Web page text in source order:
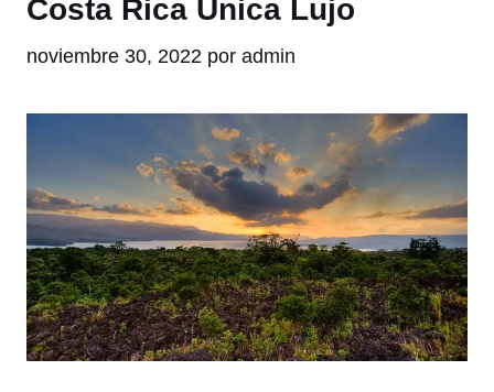
Costa Rica Única Lujo
noviembre 30, 2022 por admin